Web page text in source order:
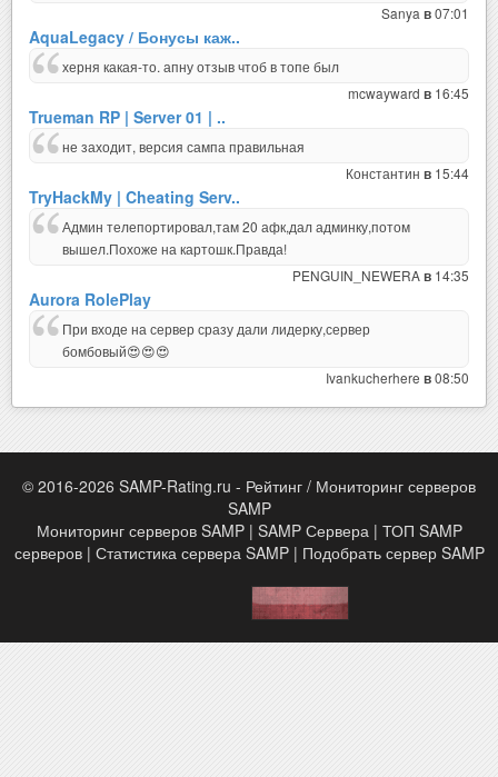
Sanya в07:01
AquaLegacy / Бонусы каж..
херня какая-то. апну отзыв чтоб в топе был
mcwayward в 16:45
Trueman RP | Server 01 | ..
не заходит, версия сампа правильная
Константин в 15:44
TryHackMy | Cheating Serv..
Админ телепортировал,там 20 афк,дал админку,потом
вышел.Похоже на картошк.Правда!
PENGUIN_NEWERAв 14:35
Aurora RolePlay
При входе на сервер сразу дали лидерку,сервер
бомбовый😍😍😍
Ivankucherhere в08:50
© 2016-2026 SAMP-Rating.ru - Рейтинг / Мониторинг серверов
SAMP
Мониторинг серверов SAMP | SAMP Сервера | ТОП SAMP
серверов | Статистика сервера SAMP | Подобрать сервер SAMP